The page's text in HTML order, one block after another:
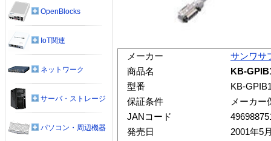
メーカー
サンワサ
商品名
KB-
型番
KB-
保証条件
メーカー
JANコード
発売日
2001年5
OpenBlocks
IoT関連
ネットワーク
サーバ・ストレージ
パソコン・周辺機器